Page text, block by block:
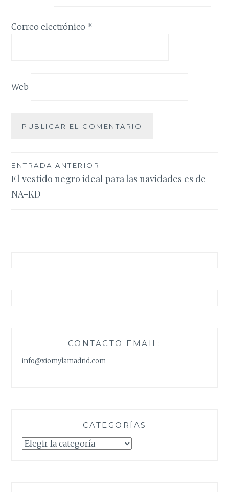
Correo electrónico *
Web
Navegación
de
ENTRADA ANTERIOR
El vestido negro ideal para las navidades es de
NA-KD
CONTACTO EMAIL:
info@xiomylamadrid.com
CATEGORÍAS
Categorías